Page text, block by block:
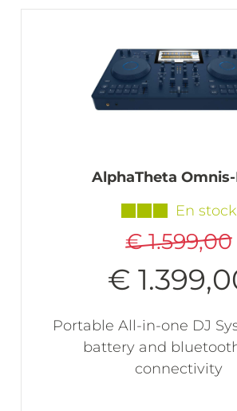
AlphaTheta
En stock
€ 1.599,00
€
Portable All-in-one DJ
battery and
connectivity